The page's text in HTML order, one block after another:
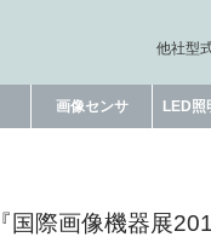
他社型
画像センサ LED照
『国際画像機器展